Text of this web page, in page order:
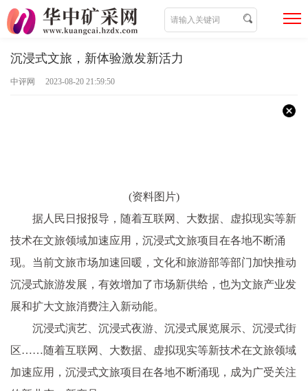
沉浸式文旅，新体验激发新活力
中评网 2023-08-20 21:59:50
(资料图片)
据人民日报报导，随着互联网、大数据、虚拟现实等新
技术在文旅领域加速应用，沉浸式文旅项目在各地不断涌
现。当前文旅市场加速回暖，文化和旅游部等部门加快推动
沉浸式旅游发展，有效增加了市场新供给，也为文旅产业发
展和扩大文旅消费注入新动能。
沉浸式演艺、沉浸式夜游、沉浸式展览展示、沉浸式街
区……随着互联网、大数据、虚拟现实等新技术在文旅领域
加速应用，沉浸式文旅项目在各地不断涌现，成为广受关注